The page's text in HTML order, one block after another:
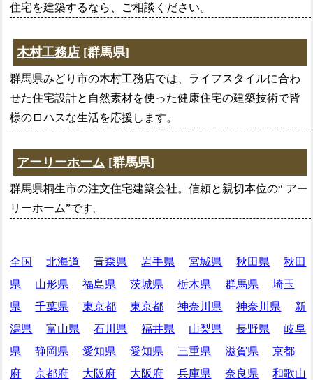
住宅を建築するなら、ご相談ください。
木村工務店 [群馬県]
群馬県みどり市の木村工務店では、ライフスタイルに合わ
せた住宅設計と自然素材を使った健康住宅の建築技術で皆
様のロハスな生活を応援します。
アーリーホーム [群馬県]
群馬県桐生市の注文住宅建築会社。信頼と親切本位の“ アー
リーホーム”です。
全国 北海道 青森県 岩手県 宮城県 秋田県
秋田
県
山形県 福島県 茨城県 栃木県 群馬県
埼玉
県
千葉県 東京都 東京都 神奈川県 神奈川県
新
潟県
富山県 石川県 福井県 山梨県 長野県
岐阜
県
静岡県 愛知県 愛知県 三重県 滋賀県
京都
府
京都府 大阪府 大阪府 兵庫県 奈良県
和歌山